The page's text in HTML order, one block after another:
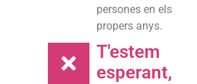
persones en els
propers anys.
T'estem
esperant,